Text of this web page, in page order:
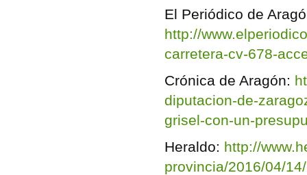
El Periódico de
http://
carretera-cv-678-
Crónica de Aragón:
diputacion-de-
grisel-con-un-
Heraldo: http://
provincia/2016/04/